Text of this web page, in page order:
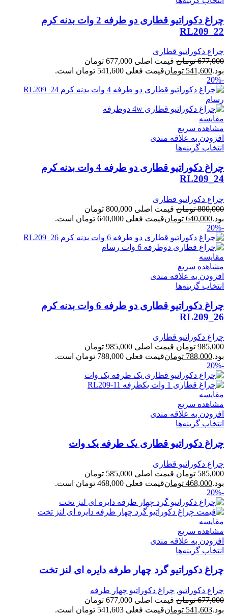
چراغ دکوراتیو قطاری دو طرفه 2 وات بدنه کرم
RL209_22
چراغ دکوراتیو قطاری
677,000 تومان
قیمت اصلی 677,000 تومان
بود.541,600 تومانقیمت فعلی 541,600 تومان است.
-20%
مقایسه
مشاهده سریع
افزودن به علاقه مندی
انتخاب گزینه‌ها
چراغ دکوراتیو قطاری دو طرفه 4 وات بدنه کرم
RL209_24
چراغ دکوراتیو قطاری
800,000 تومان
قیمت اصلی 800,000 تومان
بود.640,000 تومانقیمت فعلی 640,000 تومان است.
-20%
مقایسه
مشاهده سریع
افزودن به علاقه مندی
انتخاب گزینه‌ها
چراغ دکوراتیو قطاری دو طرفه 6 وات بدنه کرم
RL209_26
چراغ دکوراتیو قطاری
985,000 تومان
قیمت اصلی 985,000 تومان
بود.788,000 تومانقیمت فعلی 788,000 تومان است.
-20%
مقایسه
مشاهده سریع
افزودن به علاقه مندی
انتخاب گزینه‌ها
چراغ دکوراتیو قطاری یک طرفه یک وات
چراغ دکوراتیو قطاری
585,000 تومان
قیمت اصلی 585,000 تومان
بود.468,000 تومانقیمت فعلی 468,000 تومان است.
-20%
مقایسه
مشاهده سریع
افزودن به علاقه مندی
انتخاب گزینه‌ها
چراغ دکوراتیو گرد چهار طرفه دایره ای لنز تخت
چراغ دکوراتیو, چراغ دکوراتیو چهار طرفه
677,000 تومان
قیمت اصلی 677,000 تومان
بود.541,603 تومانقیمت فعلی 541,603 تومان است.